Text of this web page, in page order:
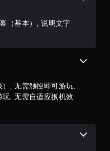
评
）
（基本）, 说明文字
, 无需触控即可游玩,
, 无需自适应扳机效